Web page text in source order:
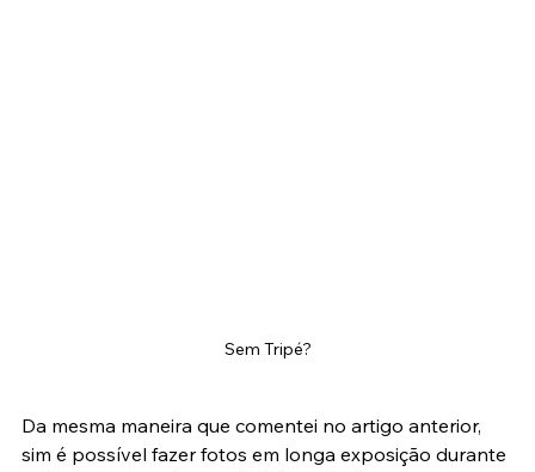
Da mesma maneira que comentei no artigo anterior,